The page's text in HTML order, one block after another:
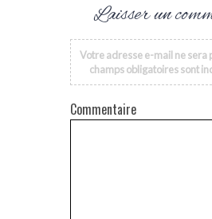
Laisser un
Votre adresse e-mail ne sera
champs obligatoires sont